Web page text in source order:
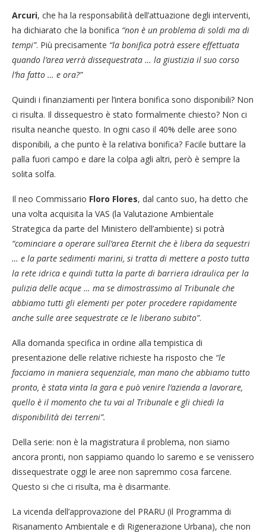
Arcuri, che ha la responsabilità dell’attuazione degli interventi,
ha dichiarato che la bonifica “non è un problema di soldi ma di
tempi”. Più precisamente “la bonifica potrà essere effettuata
quando l’area verrà dissequestrata … la giustizia il suo corso
l’ha fatto … e ora?”
Quindi i finanziamenti per l’intera bonifica sono disponibili? Non
ci risulta. Il dissequestro è stato formalmente chiesto? Non ci
risulta neanche questo. In ogni caso il 40% delle aree sono
disponibili, a che punto è la relativa bonifica? Facile buttare la
palla fuori campo e dare la colpa agli altri, però è sempre la
solita solfa.
Il neo Commissario Floro Flores, dal canto suo, ha detto che
una volta acquisita la VAS (la Valutazione Ambientale
Strategica da parte del Ministero dell’ambiente) si potrà
“cominciare a operare sull’area Eternit che è libera da sequestri
… e la parte sedimenti marini, si tratta di mettere a posto tutta
la rete idrica e quindi tutta la parte di barriera idraulica per la
pulizia delle acque … ma se dimostrassimo al Tribunale che
abbiamo tutti gli elementi per poter procedere rapidamente
anche sulle aree sequestrate ce le liberano subito”.
Alla domanda specifica in ordine alla tempistica di
presentazione delle relative richieste ha risposto che “le
facciamo in maniera sequenziale, man mano che abbiamo tutto
pronto, è stata vinta la gara e può venire l’azienda a lavorare,
quello è il momento che tu vai al Tribunale e gli chiedi la
disponibilità dei terreni”.
Della serie: non è la magistratura il problema, non siamo
ancora pronti, non sappiamo quando lo saremo e se venissero
dissequestrate oggi le aree non sapremmo cosa farcene.
Questo si che ci risulta, ma è disarmante.
La vicenda dell’approvazione del PRARU (il Programma di
Risanamento Ambientale e di Rigenerazione Urbana), che non